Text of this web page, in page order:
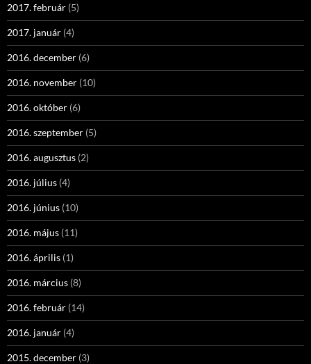
2017. február (5)
2017. január (4)
2016. december (6)
2016. november (10)
2016. október (6)
2016. szeptember (5)
2016. augusztus (2)
2016. július (4)
2016. június (10)
2016. május (11)
2016. április (1)
2016. március (8)
2016. február (14)
2016. január (4)
2015. december (3)